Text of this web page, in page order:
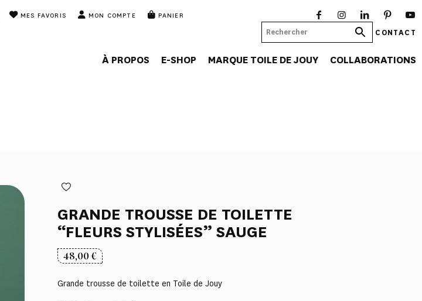
MES FAVORIS MON COMPTE PANIER
CONTACT
À PROPOS E-SHOP MARQUE TOILE DE JOUY COLLABORATIONS
GRANDE TROUSSE DE TOILETTE
“FLEURS STYLISÉES” SAUGE
48,00€
Grande trousse de toilette en Toile de Jouy